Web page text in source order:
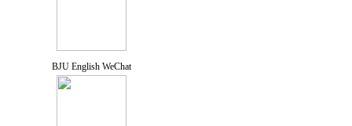
BJU English WeChat